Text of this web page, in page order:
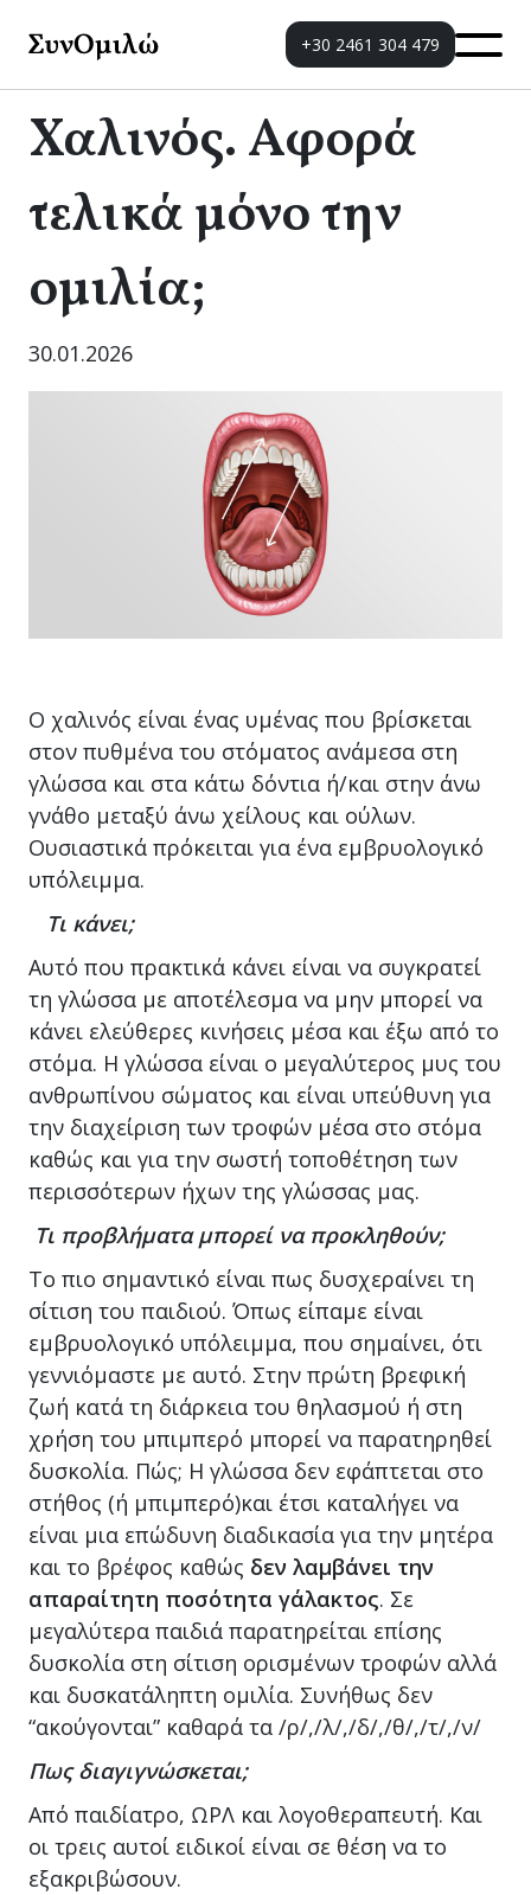
+30 2461 304 479
Χαλινός. Αφορά
τελικά μόνο την
ομιλία;
30.01.2026
Ο χαλινός είναι ένας υμένας που βρίσκεται
στον πυθμένα του στόματος ανάμεσα στη
γλώσσα και στα κάτω δόντια ή/και στην άνω
γνάθο μεταξύ άνω χείλους και ούλων.
Ουσιαστικά πρόκειται για ένα εμβρυολογικό
υπόλειμμα.
Τι κάνει;
Αυτό που πρακτικά κάνει είναι να συγκρατεί
τη γλώσσα με αποτέλεσμα να μην μπορεί να
κάνει ελεύθερες κινήσεις μέσα και έξω από το
στόμα. Η γλώσσα είναι ο μεγαλύτερος μυς του
ανθρωπίνου σώματος και είναι υπεύθυνη για
την διαχείριση των τροφών μέσα στο στόμα
καθώς και για την σωστή τοποθέτηση των
περισσότερων ήχων της γλώσσας μας.
Τι προβλήματα μπορεί να προκληθούν;
Το πιο σημαντικό είναι πως δυσχεραίνει τη
σίτιση του παιδιού. Όπως είπαμε είναι
εμβρυολογικό υπόλειμμα, που σημαίνει, ότι
γεννιόμαστε με αυτό. Στην πρώτη βρεφική
ζωή κατά τη διάρκεια του θηλασμού ή στη
χρήση του μπιμπερό μπορεί να παρατηρηθεί
δυσκολία. Πώς; Η γλώσσα δεν εφάπτεται στο
στήθος (ή μπιμπερό)και έτσι καταλήγει να
είναι μια επώδυνη διαδικασία για την μητέρα
και το βρέφος καθώς δεν λαμβάνει την
απαραίτητη ποσότητα γάλακτος. Σε
μεγαλύτερα παιδιά παρατηρείται επίσης
δυσκολία στη σίτιση ορισμένων τροφών αλλά
και δυσκατάληπτη ομιλία. Συνήθως δεν
“ακούγονται” καθαρά τα /ρ/,/λ/,/δ/,/θ/,/τ/,/ν/
Πως διαγιγνώσκεται;
Από παιδίατρο, ΩΡΛ και λογοθεραπευτή. Και
οι τρεις αυτοί ειδικοί είναι σε θέση να το
εξακριβώσουν.